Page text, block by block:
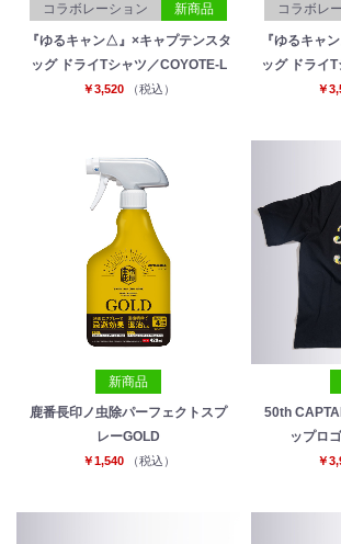
コラボレーション 新商品
『ゆるキャン△』×キャプテンスタ
ッグ ドライTシャツ／COYOTE-L
￥3,520 （税込）
コラボレ
『ゆるキャ
ッグ ドライ
￥
新商品
鹿番長印ノ虫除パーフェクトスプ
レーGOLD
￥1,540 （税込）
50th
ップロ
￥
お買い物を続ける カート